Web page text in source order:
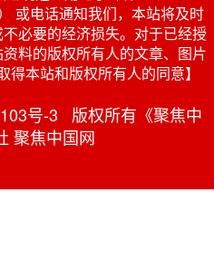
或电话通知我们，本站将及时
必要的经济损失。对于已经授
料的版权所有人的文章、图片
本站和版权所有人的同意】
号-3 版权所有《聚焦中
聚焦中国网